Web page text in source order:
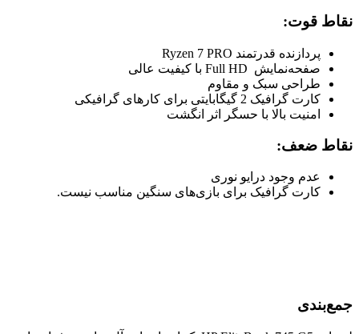
نقاط قوت:
پردازنده قدرتمند Ryzen 7 PRO
صفحه‌نمایش Full HD با کیفیت عالی
طراحی سبک و مقاوم
کارت گرافیک 2 گیگابایتی برای کارهای گرافیکی
امنیت بالا با حسگر اثر انگشت
نقاط ضعف:
عدم وجود درایو نوری
کارت گرافیک برای بازی‌های سنگین مناسب نیست.
جمع‌بندی